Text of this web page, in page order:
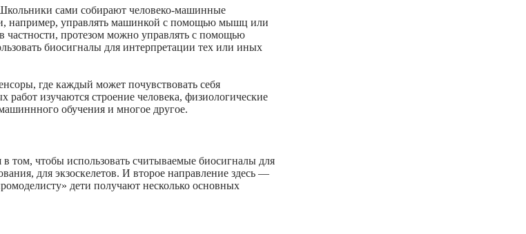
сами собирают человеко-машинные
например, управлять машинкой с помощью мышц или
частности, протезом можно управлять с помощью
биосигналы для интерпретации тех или иных
где каждый может почувствовать себя
изучаются строение человека, физиологические
обучения и многое другое.
том, чтобы использовать считываемые биосигналы для
для экзоскелетов. И второе направление здесь —
дети получают несколько основных